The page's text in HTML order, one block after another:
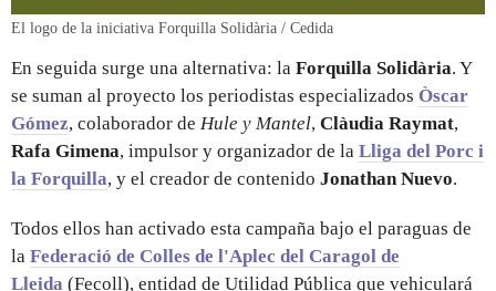
El logo de la iniciativa Forquilla Solidària / Cedida
En seguida surge una alternativa: la Forquilla Solidària. Y
se suman al proyecto los periodistas especializados Òscar
Gómez, colaborador de Hule y Mantel, Clàudia Raymat,
Rafa Gimena, impulsor y organizador de la Lliga del Porc i
la Forquilla, y el creador de contenido Jonathan Nuevo.
Todos ellos han activado esta campaña bajo el paraguas de
la Federació de Colles de l'Aplec del Caragol de
Lleida (Fecoll), entidad de Utilidad Pública que vehiculará